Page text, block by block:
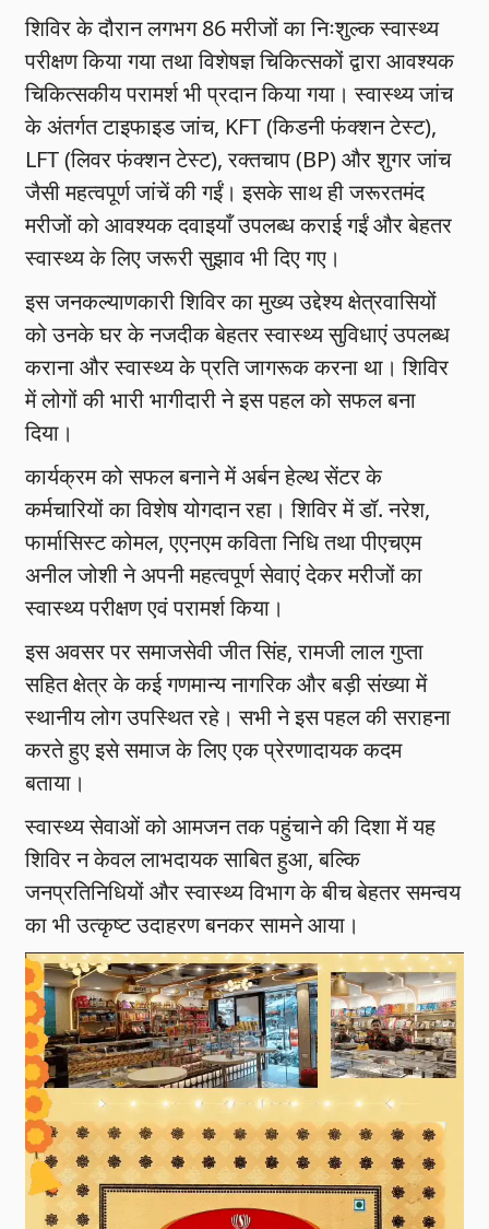
शिविर के दौरान लगभग 86 मरीजों का निःशुल्क स्वास्थ्य
परीक्षण किया गया तथा विशेषज्ञ चिकित्सकों द्वारा आवश्यक
चिकित्सकीय परामर्श भी प्रदान किया गया। स्वास्थ्य जांच
के अंतर्गत टाइफाइड जांच, KFT (किडनी फंक्शन टेस्ट),
LFT (लिवर फंक्शन टेस्ट), रक्तचाप (BP) और शुगर जांच
जैसी महत्वपूर्ण जांचें की गईं। इसके साथ ही जरूरतमंद
मरीजों को आवश्यक दवाइयाँ उपलब्ध कराई गईं और बेहतर
स्वास्थ्य के लिए जरूरी सुझाव भी दिए गए।
इस जनकल्याणकारी शिविर का मुख्य उद्देश्य क्षेत्रवासियों
को उनके घर के नजदीक बेहतर स्वास्थ्य सुविधाएं उपलब्ध
कराना और स्वास्थ्य के प्रति जागरूक करना था। शिविर
में लोगों की भारी भागीदारी ने इस पहल को सफल बना
दिया।
कार्यक्रम को सफल बनाने में अर्बन हेल्थ सेंटर के
कर्मचारियों का विशेष योगदान रहा। शिविर में डॉ. नरेश,
फार्मासिस्ट कोमल, एएनएम कविता निधि तथा पीएचएम
अनील जोशी ने अपनी महत्वपूर्ण सेवाएं देकर मरीजों का
स्वास्थ्य परीक्षण एवं परामर्श किया।
इस अवसर पर समाजसेवी जीत सिंह, रामजी लाल गुप्ता
सहित क्षेत्र के कई गणमान्य नागरिक और बड़ी संख्या में
स्थानीय लोग उपस्थित रहे। सभी ने इस पहल की सराहना
करते हुए इसे समाज के लिए एक प्रेरणादायक कदम
बताया।
स्वास्थ्य सेवाओं को आमजन तक पहुंचाने की दिशा में यह
शिविर न केवल लाभदायक साबित हुआ, बल्कि
जनप्रतिनिधियों और स्वास्थ्य विभाग के बीच बेहतर समन्वय
का भी उत्कृष्ट उदाहरण बनकर सामने आया।